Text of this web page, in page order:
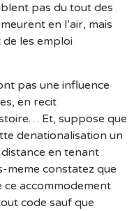
pas du tout des
en l’air, mais
de les emploi
pas une influence
en recit
Et, suppose que
denationalisation un
en tenant
meme constatez que
ce accommodement
code sauf que